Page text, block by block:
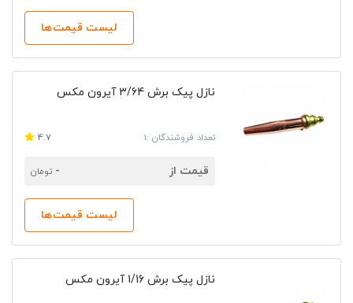
لیست قیمت‌ها
نازل پیک برش 3/64 آیرون مکس
تعداد فروشندگان :1 4.7
قیمت از - تومان
لیست قیمت‌ها
نازل پیک برش 1/16 آیرون مکس